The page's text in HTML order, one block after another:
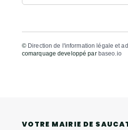
© Direction de l'information légale et
comarquage developpé par baseo.io
VOTRE MAIRIE DE